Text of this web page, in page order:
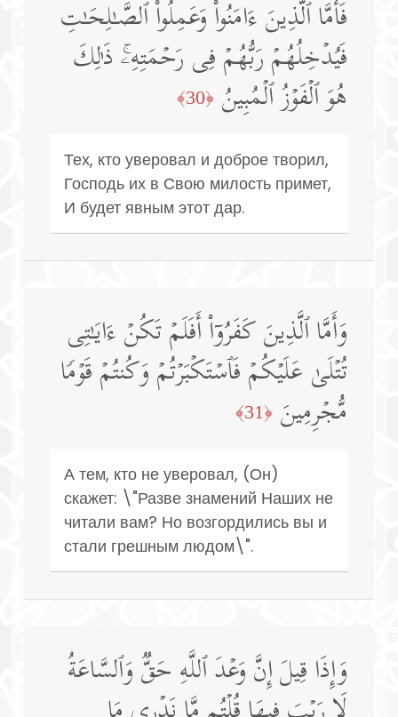
فَأَمَّا ٱلَّذِینَ ءَامَنُوا۟ وَعَمِلُوا۟ ٱلصَّـٰلِحَـٰتِ
فَیُدۡخِلُهُمۡ رَبُّهُمۡ فِی رَحۡمَتِهِۦۚ ذَ ٰ⁠لِكَ
هُوَ ٱلۡفَوۡزُ ٱلۡمُبِینُ ﴿30﴾
Тех, кто уверовал и доброе творил,
Господь их в Свою милость примет,
И будет явным этот дар.
وَأَمَّا ٱلَّذِینَ كَفَرُوۤا۟ أَفَلَمۡ تَكُنۡ ءَایَـٰتِی
تُتۡلَىٰ عَلَیۡكُمۡ فَٱسۡتَكۡبَرۡتُمۡ وَكُنتُمۡ قَوۡمࣰا
مُّجۡرِمِینَ ﴿31﴾
А тем, кто не уверовал, (Он)
скажет: \"Разве знамений Наших не
читали вам? Но возгордились вы и
стали грешным людом\".
وَإِذَا قِیلَ إِنَّ وَعۡدَ ٱللَّهِ حَقࣱّ وَٱلسَّاعَةُ